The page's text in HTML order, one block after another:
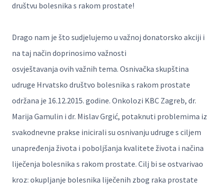
društvu bolesnika s rakom prostate!
Drago nam je što sudjelujemo u važnoj donatorsko akciji i
na taj način doprinosimo važnosti
osvještavanja ovih važnih tema. Osnivačka skupština
udruge Hrvatsko društvo bolesnika s rakom prostate
održana je 16.12.2015. godine. Onkolozi KBC Zagreb, dr.
Marija Gamulin i dr. Mislav Grgić, potaknuti problemima iz
svakodnevne prakse inicirali su osnivanju udruge s ciljem
unapređenja života i poboljšanja kvalitete života i načina
liječenja bolesnika s rakom prostate. Cilj bi se ostvarivao
kroz: okupljanje bolesnika liječenih zbog raka prostate